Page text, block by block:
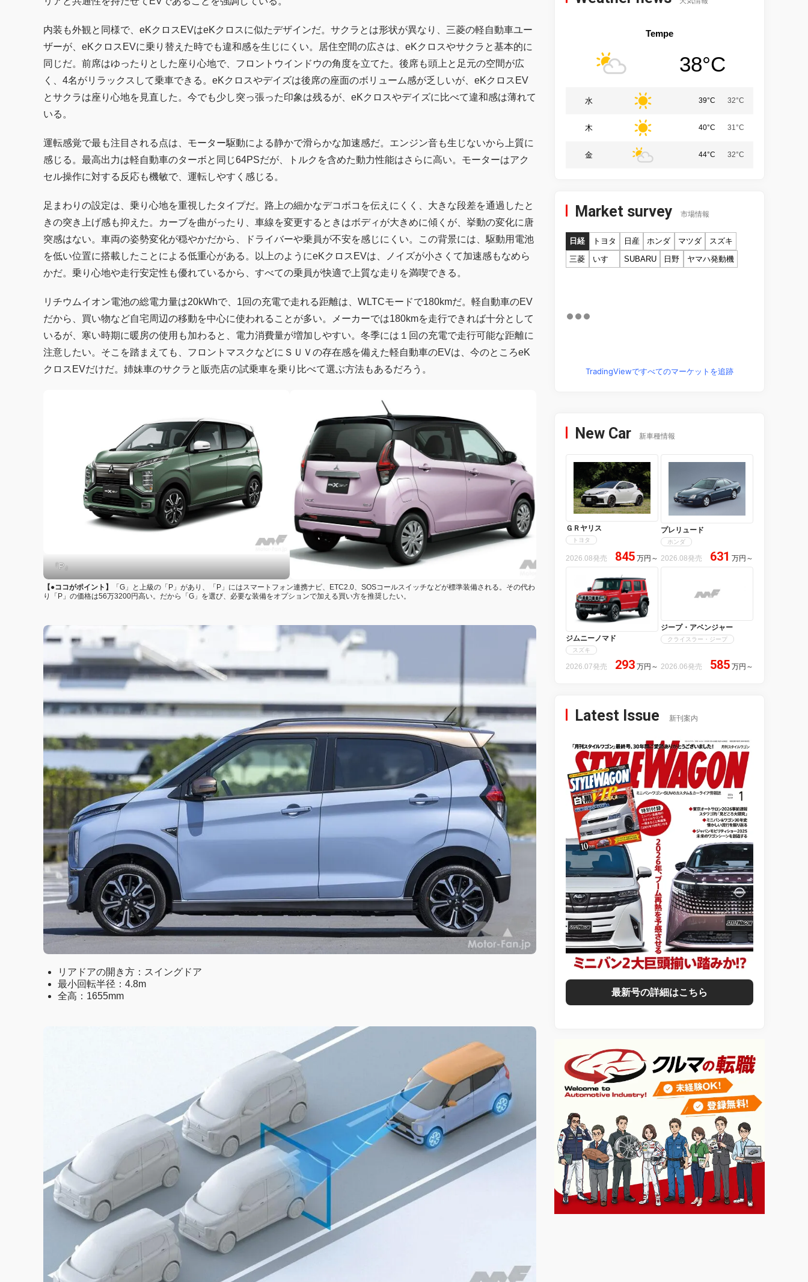
内装も外観と同様で、eKクロスEVはeKクロスに似たデザインだ。サクラとは形状が異なり、三菱の軽自動車ユー
ザーが、eKクロスEVに乗り替えた時でも違和感を生じにくい。居住空間の広さは、eKクロスやサクラと基本的に
同じだ。前席はゆったりとした座り心地で、フロントウインドウの角度を立てた。後席も頭上と足元の空間が広
く、4名がリラックスして乗車できる。eKクロスやデイズは後席の座面のボリューム感が乏しいが、eKクロスEV
とサクラは座り心地を見直した。今でも少し突っ張った印象は残るが、eKクロスやデイズに比べて違和感は薄れて
いる。
運転感覚で最も注目される点は、モーター駆動による静かで滑らかな加速感だ。エンジン音も生じないから上質に
感じる。最高出力は軽自動車のターボと同じ64PSだが、トルクを含めた動力性能はさらに高い。モーターはアク
セル操作に対する反応も機敏で、運転しやすく感じる。
足まわりの設定は、乗り心地を重視したタイプだ。路上の細かなデコボコを伝えにくく、大きな段差を通過したと
きの突き上げ感も抑えた。カーブを曲がったり、車線を変更するときはボディが大きめに傾くが、挙動の変化に唐
突感はない。車両の姿勢変化が穏やかだから、ドライバーや乗員が不安を感じにくい。この背景には、駆動用電池
を低い位置に搭載したことによる低重心がある。以上のようにeKクロスEVは、ノイズが小さくて加速感もなめら
かだ。乗り心地や走行安定性も優れているから、すべての乗員が快適で上質な走りを満喫できる。
リチウムイオン電池の総電力量は20kWhで、1回の充電で走れる距離は、WLTCモードで180kmだ。軽自動車のEV
だから、買い物など自宅周辺の移動を中心に使われることが多い。メーカーでは180kmを走行できれば十分として
いるが、寒い時期に暖房の使用も加わると、電力消費量が増加しやすい。冬季には１回の充電で走行可能な距離に
注意したい。そこを踏まえても、フロントマスクなどにＳＵＶの存在感を備えた軽自動車のEVは、今のところeK
クロスEVだけだ。姉妹車のサクラと販売店の試乗車を乗り比べて選ぶ方法もあるだろう。
『P』
【●ココがポイント】
「G」と上級の「P」があり、「P」にはスマートフォン連携ナビ、ETC2.0、SOSコールスイッチなどが標準装備される。その代わ
り「P」の価格は56万3200円高い。だから「G」を選び、必要な装備をオプションで加える買い方を推奨したい。
リアドアの開き方：スイングドア
最小回転半径：4.8m
全高：1655mm
Tempe
38°C
水 39°C 32°C
木 40°C 31°C
金 44°C 32°C
Market survey 市場情報
日経 トヨタ 日産 ホンダ マツダ
スズキ
三菱
いすゞ SUBARU 日野 ヤマハ発動機
TradingViewですべてのマーケットを追跡
New Car 新車種情報
ＧＲヤリス
トヨタ
2026.08発売 845 万円 ～
プレリュード
ホンダ
2026.08発売 631 万円 ～
ジムニーノマド
スズキ
2026.07発売 293 万円 ～
ジープ・アベンジャー
クライスラー・ジープ
2026.06発売 585 万円 ～
Latest Issue 新刊案内
最新号の詳細はこちら